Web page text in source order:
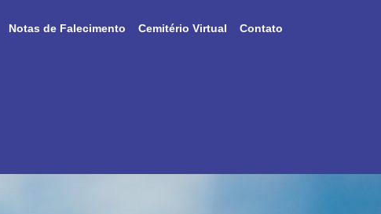
Notas de Falecimento Cemitério Virtual Contato